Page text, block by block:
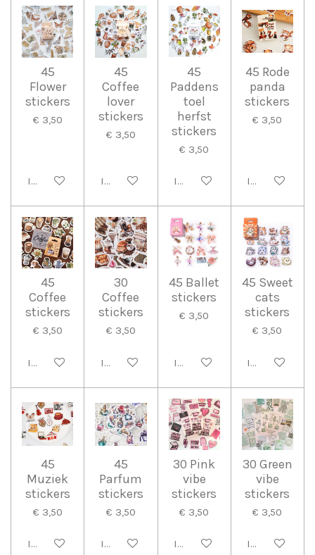
45
Flower
stickers
€ 3,50
In winkelwagen
45
Coffee
lover
stickers
€ 3,50
In winkelwagen
45
Paddens
toel
herfst
stickers
€ 3,50
In winkelwagen
45 Rode
panda
stickers
€ 3,50
In
45
Coffee
stickers
€ 3,50
In winkelwagen
30
Coffee
stickers
€ 3,50
In winkelwagen
45 Ballet
stickers
€ 3,50
In winkelwagen
45 Sweet
cats
stickers
€ 3,50
In
45
Muziek
stickers
€ 3,50
In winkelwagen
45
Parfum
stickers
€ 3,50
In winkelwagen
30 Pink
vibe
stickers
€ 3,50
In winkelwagen
30 Green
vibe
stickers
€ 3,50
In